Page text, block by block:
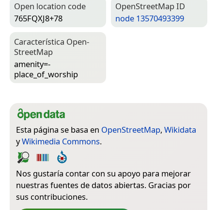
Open location code
765FQXJ8+78
Open­Street­Map ID
node 13570493399
Característica Open­
Street­Map
amenity=­
place_of_worship
Esta página se basa en OpenStreetMap, Wikidata
yWikimedia Commons.
Nos gustaría contar con su apoyo para mejorar
nuestras fuentes de datos abiertas. Gracias por
sus contribuciones.